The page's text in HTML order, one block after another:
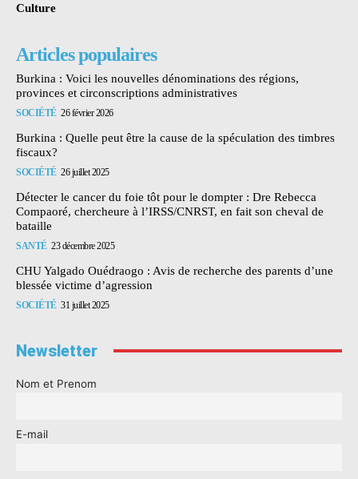
Culture
Articles populaires
Burkina : Voici les nouvelles dénominations des régions,
provinces et circonscriptions administratives
SOCIÉTÉ 26 février 2026
Burkina : Quelle peut être la cause de la spéculation des timbres
fiscaux?
SOCIÉTÉ 26 juillet 2025
Détecter le cancer du foie tôt pour le dompter : Dre Rebecca
Compaoré, chercheure à l’IRSS/CNRST, en fait son cheval de
bataille
SANTÉ 23 décembre 2025
CHU Yalgado Ouédraogo : Avis de recherche des parents d’une
blessée victime d’agression
SOCIÉTÉ 31 juillet 2025
Newsletter
Nom et Prenom
E-mail